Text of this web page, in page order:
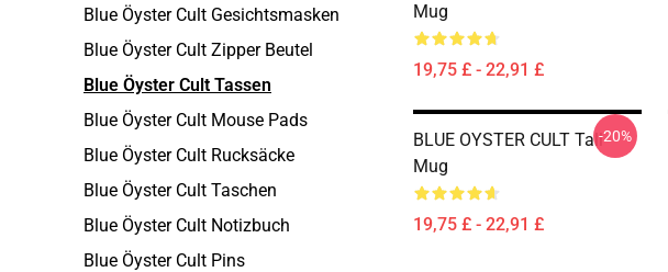
Blue Öyster Cult Gesichtsmasken
Blue Öyster Cult Zipper Beutel
Blue Öyster Cult Tassen
Blue Öyster Cult Mouse Pads
Blue Öyster Cult Rucksäcke
Blue Öyster Cult Taschen
Blue Öyster Cult Notizbuch
Blue Öyster Cult Pins
Mug
19,75 £ - 22,91 £
BLUE OYSTER CULT Tall
Mug
19,75 £ - 22,91 £
-20%